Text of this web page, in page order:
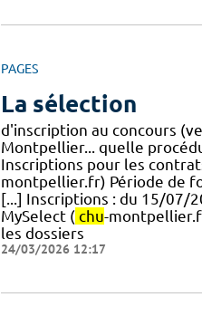
PAGES
La sélection
d'inscription au concours
Montpellier... quelle
Inscriptions pour les
montpellier.fr) Période de
[...] Inscriptions : du 15/07/
MySelect ( chu-
les dossiers
24/03/2026 12:17